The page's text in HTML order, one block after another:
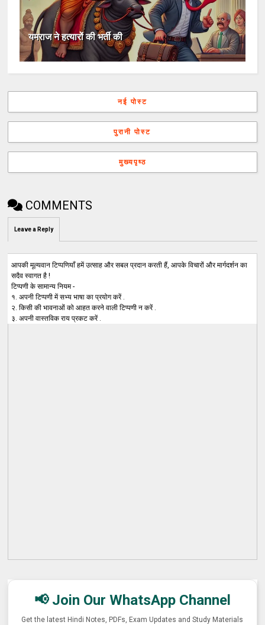
यमराज ने हत्यारों की भर्ती की
नई पोस्ट
पुरानी पोस्ट
मुख्यपृष्ठ
COMMENTS
Leave a Reply
आपकी मूल्यवान टिप्पणियाँ हमें उत्साह और सबल प्रदान करती हैं, आपके विचारों और मार्गदर्शन का
सदैव स्वागत है !
टिप्पणी के सामान्य नियम -
१. अपनी टिप्पणी में सभ्य भाषा का प्रयोग करें .
२. किसी की भावनाओं को आहत करने वाली टिप्पणी न करें .
३. अपनी वास्तविक राय प्रकट करें .
📢 Join Our WhatsApp Channel
Get the latest Hindi Notes, PDFs, Exam Updates and Study Materials